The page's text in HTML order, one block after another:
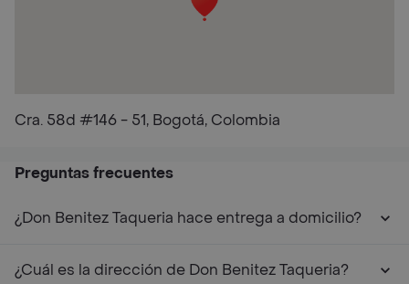
Cra. 58d #146 - 51, Bogotá, Colombia
Preguntas frecuentes
¿Don Benitez Taqueria hace entrega a domicilio?
¿Cuál es la dirección de Don Benitez Taqueria?